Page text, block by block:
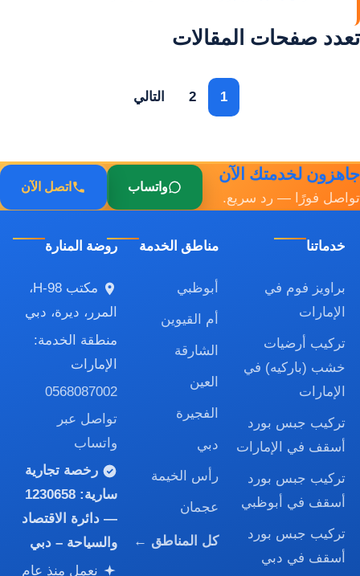
تعدد صفحات المقالات
1
2 التالي
جاهزون لخدمتك الآن
تواصل فورًا — رد سريع.
واتساب اتصل الآن
خدماتنا
براويز فوم في
الإمارات
تركيب أرضيات
خشب (باركيه) في
الإمارات
تركيب جبس بورد
أسقف في الإمارات
تركيب جبس بورد
أسقف في أبوظبي
تركيب جبس بورد
أسقف في دبي
مناطق الخدمة
أبوظبي
أم القيوين
الشارقة
العين
الفجيرة
دبي
رأس الخيمة
عجمان
كل المناطق ←
روضة المنارة
مكتب H-98،
المرر، ديرة، دبي
منطقة الخدمة:
الإمارات
0568087002
تواصل عبر
واتساب
رخصة تجارية
سارية:1230658
— دائرة الاقتصاد
والسياحة – دبي
نعمل منذ عام